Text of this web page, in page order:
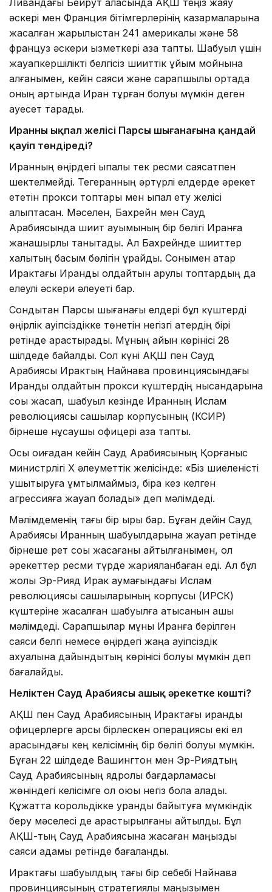
әскері мен Франция бітімгерлерінің казармаларына
жасалған жарылыстан 241 америкалық және 58
француз әскери қызметкері қаза тапты. Шабуыл үшін
жауапкершілікті белгісіз шииттік ұйым мойнына
алғанымен, кейін саяси және сарапшылық ортада
оның артында Иран тұрған болуы мүмкін деген
қауесет тарады.
Иранның ықпал желісі Парсы шығанағына қандай
қауіп төндіреді?
Иранның өңірдегі ықпалы тек ресми саясатпен
шектелмейді. Тегеранның әртүрлі елдерде әрекет
ететін прокси топтары мен ықпал ету желісі
қалыптасқан. Мәселен, Бахрейн мен Сауд
Арабиясында шиит қауымының бір бөлігі Иранға
жанашырлық танытады. Ал Бахрейнде шииттер
халықтың басым бөлігін құрайды. Сонымен қатар
Ирактағы Иранды қолдайтын қарулы топтардың да
елеулі әскери әлеуеті бар.
Сондықтан Парсы шығанағы елдері бұл күштерді
өңірлік қауіпсіздікке төнетін негізгі қатердің бірі
ретінде қарастырады. Мұның айқын көрінісі 28
шілдеде байқалды. Сол күні АҚШ пен Сауд
Арабиясы Ирактың Найнава провинциясындағы
Иранды қолдайтын прокси күштердің нысандарына
соққы жасап, шабуыл кезінде Иранның Ислам
революциясы сақшылар корпусының (КСИР)
бірнеше нұсқаушы офицері қаза тапты.
Осы оқиғадан кейін Сауд Арабиясының Қорғаныс
министрлігі X әлеуметтік желісінде: «Біз шиеленісті
ушықтыруға ұмтылмаймыз, бірақ кез келген
агрессияға жауап болады» деп мәлімдеді.
Мәлімдеменің тағы бір қыры бар. Бұған дейін Сауд
Арабиясы Иранның шабуылдарына жауап ретінде
бірнеше рет соққы жасағаны айтылғанымен, ол
әрекеттер ресми түрде жарияланбаған еді. Ал бұл
жолы Эр-Рияд Ирак аумағындағы Ислам
революциясы сақшыларының корпусы (ИРСК)
күштеріне жасалған шабуылға қатысқанын ашық
мәлімдеді. Сарапшылар мұны Иранға берілген
саяси белгі немесе өңірдегі жаңа қауіпсіздік
ахуалына дайындықтың көрінісі болуы мүмкін деп
бағалайды.
Неліктен Сауд Арабиясы ашық әрекетке көшті?
АҚШ пен Сауд Арабиясының Ирактағы ирандық
офицерлерге қарсы бірлескен операциясы екі ел
арасындағы кең келісімнің бір бөлігі болуы мүмкін.
Бұған 22 шілдеде Вашингтон мен Эр-Риядтың
Сауд Арабиясының ядролық бағдарламасы
жөніндегі келісімге қол қоюы негіз бола алады.
Құжатта корольдікке уранды байытуға мүмкіндік
беру мәселесі де қарастырылғаны айтылды. Бұл
АҚШ-тың Сауд Арабиясына жасаған маңызды
саяси қадамы ретінде бағаланды.
Ирактағы шабуылдың тағы бір себебі Найнава
провинциясының стратегиялық маңызымен